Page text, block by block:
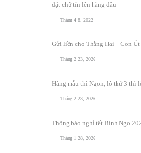
đặt chữ tín lên hàng đầu
Tháng 4 8, 2022
Gửi liền cho Thằng Hai – Con Út
Tháng 2 23, 2026
Hàng mẫu thì Ngon, lô thứ 3 thì
Tháng 2 23, 2026
Thông báo nghỉ tết Bính Ngọ
Tháng 1 28, 2026